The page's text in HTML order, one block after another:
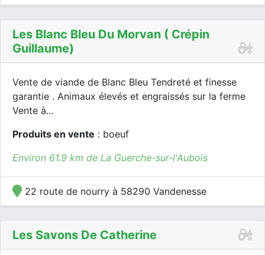
Les Blanc Bleu Du Morvan ( Crépin
Guillaume)
Vente de viande de Blanc Bleu Tendreté et finesse
garantie . Animaux élevés et engraissés sur la ferme
Vente à...
Produits en vente : boeuf
Environ 61.9 km de La Guerche-sur-l'Aubois
22 route de nourry à 58290 Vandenesse
Les Savons De Catherine